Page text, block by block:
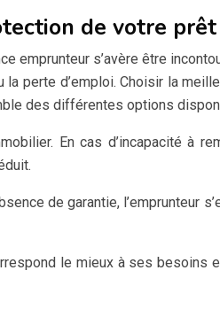
de votre prêt
s’avère être
perte d’emploi. Choisir la
des différentes options
En cas d’incapacité à
de garantie, l’emprunteur
le mieux à ses besoins